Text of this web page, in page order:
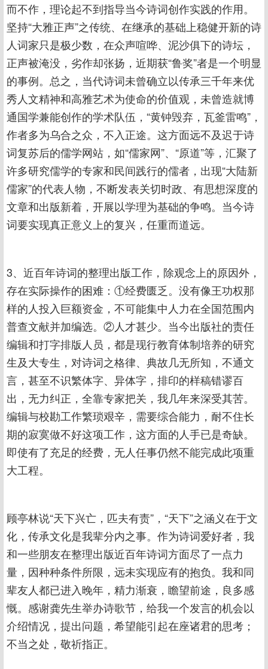
而不作，理论起不到指导当今诗词创作实践的作用。
坚持“大雅正声”之传统、在继承的基础上稳健开新的诗
人词家只是极少数，在众声喧哗、泥沙俱下的诗坛，
正声被淹没，劣作却张扬，近期获“鲁奖”者是一个明显
的事例。总之，当代诗词未曾确立以传承三千年来优
秀人文精神和高雅艺术为使命的价值观，未曾造就博
通国学兼能创作的学术队伍，“黄钟毁弃，瓦釜雷鸣”，
作者多为乌合之众，不入正途。这方面远不及迟于诗
词复苏后的儒学网站，如“儒家网”、“原道”等，汇聚了
许多研究儒学的专家和民间践行的儒者，出现“大陆新
儒家”的代表人物，不断发表关切时政、有思想深度的
文章和出版新着，开展以学理为基础的争鸣。当今诗
词要实现真正意义上的复兴，任重而道远。
3、近百年诗词的整理出版工作，除观念上的原因外，
存在实际操作的困难：①经费匮乏。没有像王功权那
样的人投入巨额资金，不可能集中人力在全国范围内
普查文献并加编选。②人才甚少。当今出版社的责任
编辑和打字排版人员，都是现行教育体制培养的研究
生及大专生，对诗词之格律、典故几无所知，不通文
言，甚至不识繁体字、异体字，排印的样稿错谬百
出，无力纠正，全靠专家把关，我几年来深受其苦。
编辑与校勘工作繁琐艰辛，需要综合能力，耐不住长
期的寂寞做不好这项工作，这方面的人手已是奇缺。
即使有了充足的经费，无人任事仍然不能完成此项重
大工程。
顾亭林说“天下兴亡，匹夫有责”，“天下”之涵义在于文
化，传承文化是我辈分内之事。作为诗词爱好者，我
和一些朋友在整理出版近百年诗词方面尽了一点力
量，因种种条件所限，远未实现应有的抱负。我和同
辈友人都已进入晚年，精力渐衰，瞻望前途，良多感
慨。感谢龚先生举办诗歌节，给我一个发言的机会以
介绍情况，提出问题，希望能引起在座诸君的思考；
不当之处，敬祈指正。